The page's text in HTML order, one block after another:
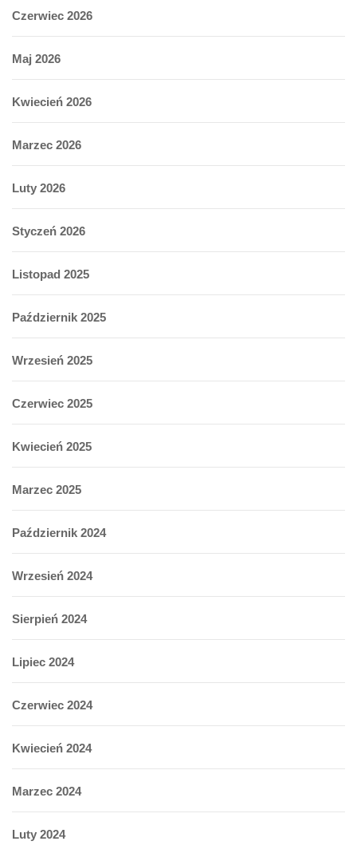
Czerwiec 2026
Maj 2026
Kwiecień 2026
Marzec 2026
Luty 2026
Styczeń 2026
Listopad 2025
Październik 2025
Wrzesień 2025
Czerwiec 2025
Kwiecień 2025
Marzec 2025
Październik 2024
Wrzesień 2024
Sierpień 2024
Lipiec 2024
Czerwiec 2024
Kwiecień 2024
Marzec 2024
Luty 2024